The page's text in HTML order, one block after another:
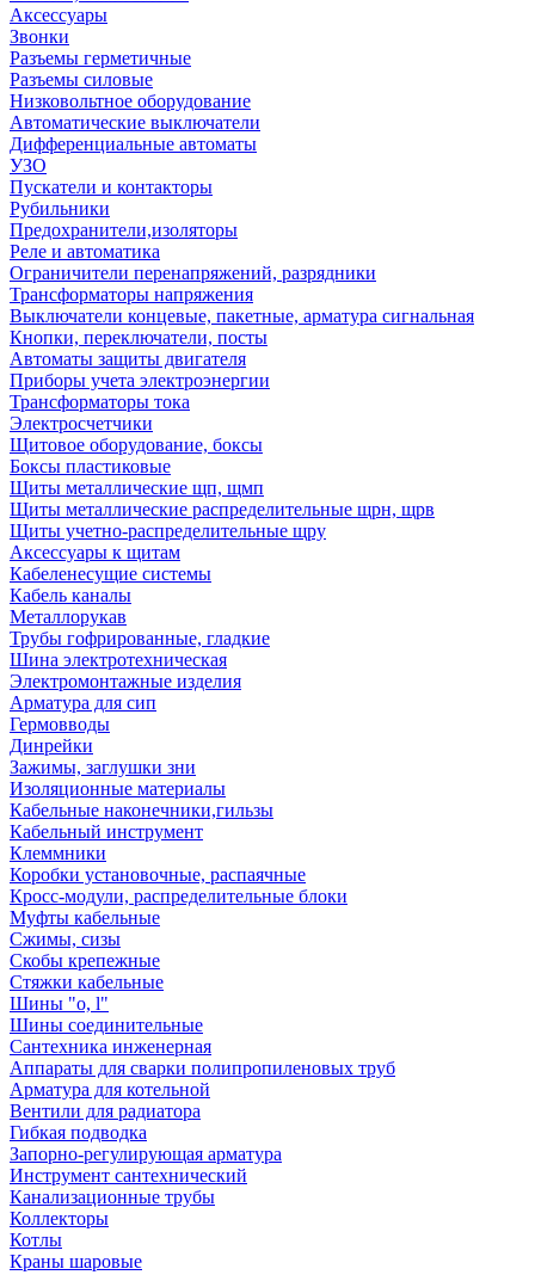
Аксессуары
Звонки
Разъемы герметичные
Разъемы силовые
Низковольтное оборудование
Автоматические выключатели
Дифференциальные автоматы
УЗО
Пускатели и контакторы
Рубильники
Предохранители,изоляторы
Реле и автоматика
Ограничители перенапряжений, разрядники
Трансформаторы напряжения
Выключатели концевые, пакетные, арматура сигнальная
Кнопки, переключатели, посты
Автоматы защиты двигателя
Приборы учета электроэнергии
Трансформаторы тока
Электросчетчики
Щитовое оборудование, боксы
Боксы пластиковые
Щиты металлические щп, щмп
Щиты металлические распределительные щрн, щрв
Щиты учетно-распределительные щру
Аксессуары к щитам
Кабеленесущие системы
Кабель каналы
Металлорукав
Трубы гофрированные, гладкие
Шина электротехническая
Электромонтажные изделия
Арматура для сип
Гермовводы
Динрейки
Зажимы, заглушки зни
Изоляционные материалы
Кабельные наконечники,гильзы
Кабельный инструмент
Клеммники
Коробки установочные, распаячные
Кросс-модули, распределительные блоки
Муфты кабельные
Сжимы, сизы
Скобы крепежные
Стяжки кабельные
Шины "o, l"
Шины соединительные
Сантехника инженерная
Аппараты для сварки полипропиленовых труб
Арматура для котельной
Вентили для радиатора
Гибкая подводка
Запорно-регулирующая арматура
Инструмент сантехнический
Канализационные трубы
Коллекторы
Котлы
Краны шаровые